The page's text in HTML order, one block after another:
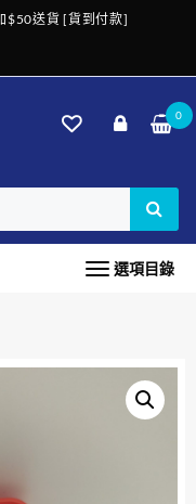
$50送貨 [貨到付款]
0
選項目錄